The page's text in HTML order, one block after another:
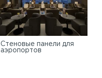
Стеновые панели для
аэропортов